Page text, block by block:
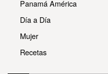
Panamá América
Día a Día
Mujer
Recetas